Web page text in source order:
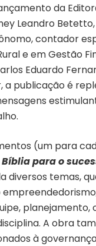
da
Leandro
contador
e em Gestão
Eduardo
a publicação é
(um para
para o
diversos temas,
planejamento,
A obra
à